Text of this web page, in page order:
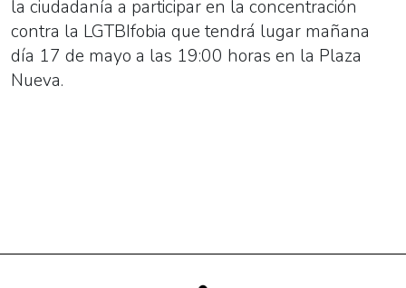
la ciudadanía a participar en la concentración
contra la LGTBIfobia que tendrá lugar mañana
día 17 de mayo a las 19:00 horas en la Plaza
Nueva.